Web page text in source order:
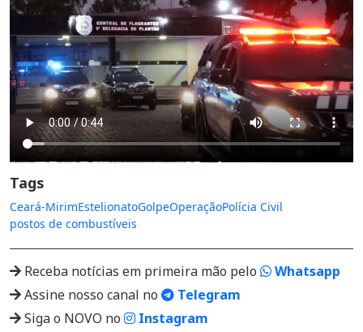
Tags
Ceará-MirimEstelionatoGolpeOperaçãoPolícia Civil
postos de combustíveis
Receba notícias em primeira mão pelo
Whatsapp
Assine nosso canal no
Telegram
Siga o NOVO no
Instagram